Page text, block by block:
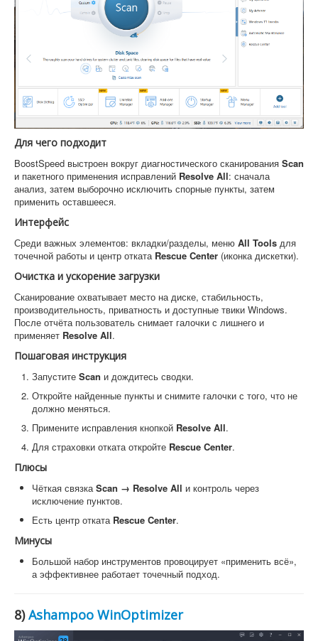
Для чего подходит
BoostSpeed выстроен вокруг диагностического сканирования Scan
и пакетного применения исправлений Resolve All: сначала
анализ, затем выборочно исключить спорные пункты, затем
применить оставшееся.
Интерфейс
Среди важных элементов: вкладки/разделы, меню All Tools для
точечной работы и центр отката Rescue Center (иконка дискетки).
Очистка и ускорение загрузки
Сканирование охватывает место на диске, стабильность,
производительность, приватность и доступные твики Windows.
После отчёта пользователь снимает галочки с лишнего и
применяет Resolve All.
Пошаговая инструкция
Запустите Scan и дождитесь сводки.
Откройте найденные пункты и снимите галочки с того, что не
должно меняться.
Примените исправления кнопкой Resolve All.
Для страховки отката откройте Rescue Center.
Плюсы
Чёткая связкаScan → Resolve All и контроль через
исключение пунктов.
Есть центр отката Rescue Center.
Минусы
Большой набор инструментов провоцирует «применить всё»,
а эффективнее работает точечный подход.
8)Ashampoo WinOptimizer